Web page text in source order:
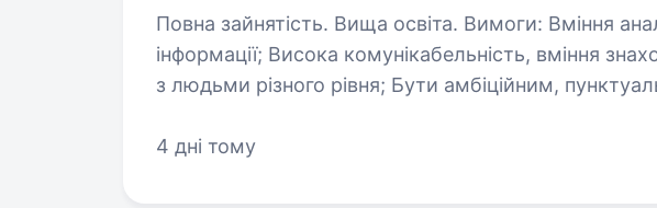
Повна зайнятість. Вища освіта. Вимоги: Вміння аналізувати великий об'єм
інформації; Висока комунікабельність, вміння знаходити спільну мову
з людьми різного рівня; Бути амбіційним, пунктуальним, цілеспрямованим
4 дні тому